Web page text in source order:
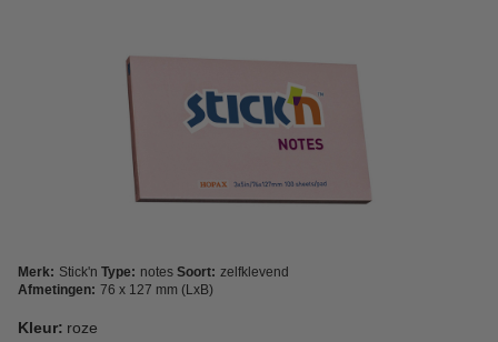
Merk: Stick'n Type: notes Soort: zelfklevend
Afmetingen: 76 x 127 mm (LxB)
Kleur: roze